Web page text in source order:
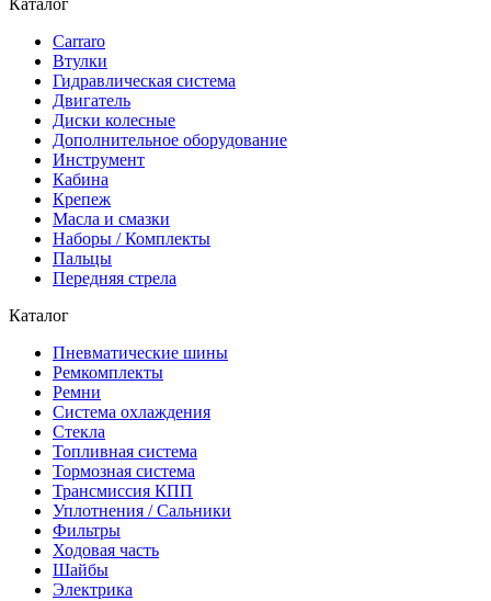
Каталог
Carraro
Втулки
Гидравлическая система
Двигатель
Диски колесные
Дополнительное оборудование
Инструмент
Кабина
Крепеж
Масла и смазки
Наборы / Комплекты
Пальцы
Передняя стрела
Каталог
Пневматические шины
Ремкомплекты
Ремни
Система охлаждения
Стекла
Топливная система
Тормозная система
Трансмиссия КПП
Уплотнения / Сальники
Фильтры
Ходовая часть
Шайбы
Электрика